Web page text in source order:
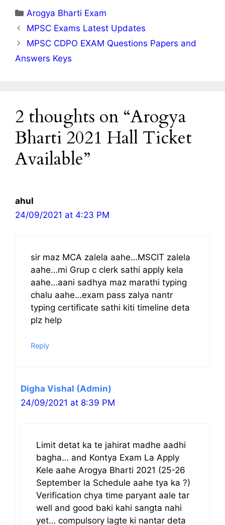
Categories
Arogya Bharti Exam
MPSC Exams Latest Updates
MPSC CDPO EXAM Questions Papers and
Answers Keys
2 thoughts on “Arogya
Bharti 2021 Hall Ticket
Available”
ahul
24/09/2021 at 4:23 PM
sir maz MCA zalela aahe…MSCIT zalela
aahe…mi Grup c clerk sathi apply kela
aahe…aani sadhya maz marathi typing
chalu aahe…exam pass zalya nantr
typing certificate sathi kiti timeline deta
plz help
Reply
Digha Vishal (Admin)
24/09/2021 at 8:39 PM
Limit detat ka te jahirat madhe aadhi
bagha… and Kontya Exam La Apply
Kele aahe Arogya Bharti 2021 (25-26
September la Schedule aahe tya ka ?)
Verification chya time paryant aale tar
well and good baki kahi sangta nahi
yet… compulsory lagte ki nantar deta